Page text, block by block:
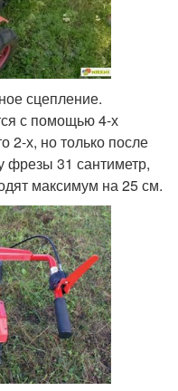
сцепление.
с помощью 4-х
2-х, но только после
фрезы 31 сантиметр,
максимум на 25 см.